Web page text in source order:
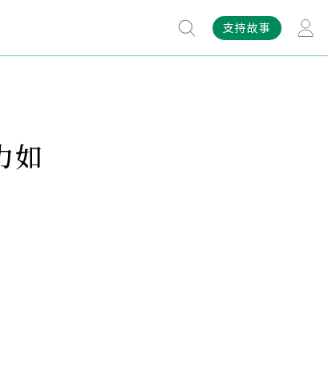
支持故事
如